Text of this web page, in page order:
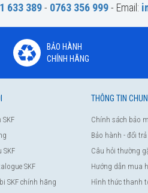
633 389- 0763 356 999- Email:
BẢO HÀNH
CHÍNH HÃNG
SKF
SKF chính hãng
THÔNG TIN
Chính sách bảo
Bảo hành - đổi
Câu hỏi thường
Hướng dẫn mua
Hình thức thanh